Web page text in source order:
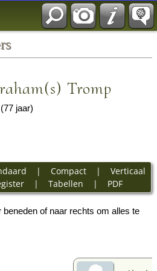
Tromp
jaar)
| Compact| Verticaal
| Tabellen | PDF
of naar rechts om alles te